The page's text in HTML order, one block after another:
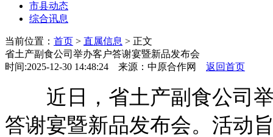
市县动态
综合讯息
当前位置： 首页 > 直属信息 > 正文
省土产副食公司举办客户答谢宴暨新品发布会
时间:2025-12-30 14:48:24 来源：中原合作网 返回首页
近日，省土产副食公司举
答谢宴暨新品发布会。活动